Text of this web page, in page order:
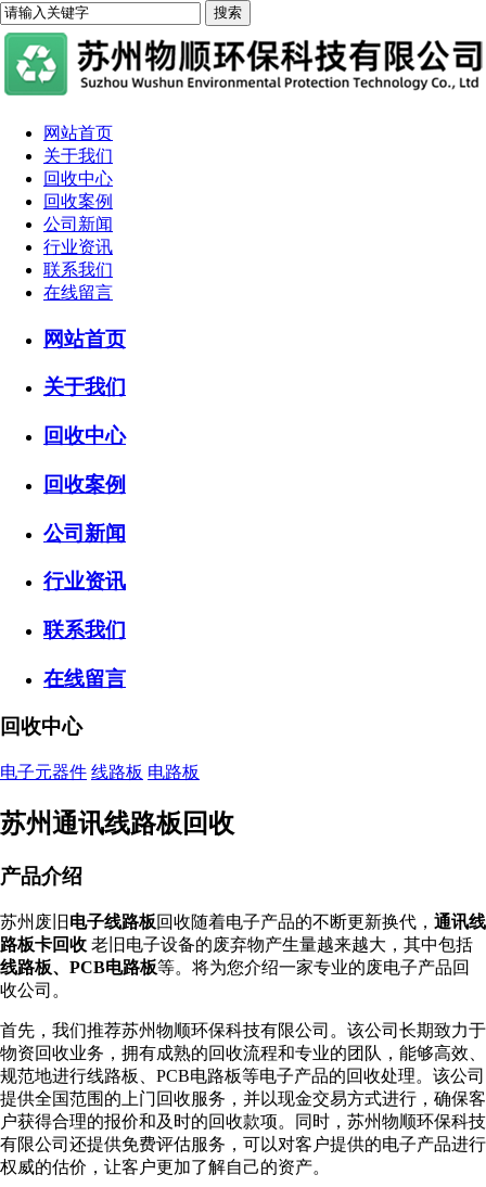
网站首页
关于我们
回收中心
回收案例
公司新闻
行业资讯
联系我们
在线留言
网站首页
关于我们
回收中心
回收案例
公司新闻
行业资讯
联系我们
在线留言
回收中心
电子元器件 线路板 电路板
苏州通讯线路板回收
产品介绍
苏州废旧 电子线路板回收随着电子产品的不断更新换代， 通讯线
路板卡回收 老旧电子设备的废弃物产生量越来越大，其中包括
线路板、PCB电路板等。将为您介绍一家专业的废电子产品回
收公司。
首先，我们推荐苏州物顺环保科技有限公司。该公司长期致力于
物资回收业务，拥有成熟的回收流程和专业的团队，能够高效、
规范地进行线路板、PCB电路板等电子产品的回收处理。该公司
提供全国范围的上门回收服务，并以现金交易方式进行，确保客
户获得合理的报价和及时的回收款项。同时，苏州物顺环保科技
有限公司还提供免费评估服务，可以对客户提供的电子产品进行
权威的估价，让客户更加了解自己的资产。